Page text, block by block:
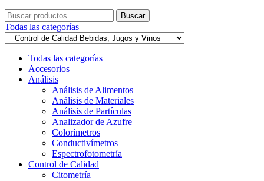
Buscar
por:
Buscar
Todas las categorías
Todas las categorías
Accesorios
Análisis
Análisis de Alimentos
Análisis de Materiales
Análisis de Partículas
Analizador de Azufre
Colorímetros
Conductivímetros
Espectrofotometría
Control de Calidad
Citometría